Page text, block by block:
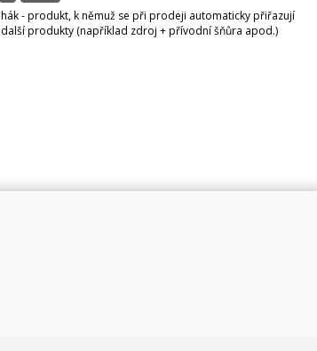
hák - produkt, k němuž se při prodeji automaticky přiřazují
další produkty (například zdroj + přívodní šňůra apod.)